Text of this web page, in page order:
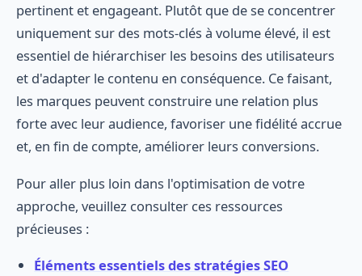
pertinent et engageant. Plutôt que de se concentrer
uniquement sur des mots-clés à volume élevé, il est
essentiel de hiérarchiser les besoins des utilisateurs
et d'adapter le contenu en conséquence. Ce faisant,
les marques peuvent construire une relation plus
forte avec leur audience, favoriser une fidélité accrue
et, en fin de compte, améliorer leurs conversions.
Pour aller plus loin dans l'optimisation de votre
approche, veuillez consulter ces ressources
précieuses :
Éléments essentiels des stratégies SEO